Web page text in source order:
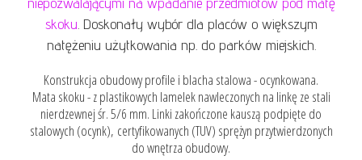
skoku . Doskonały wybór dla placów o większym
natężeniu użytkowania np. do parków miejskich.
Konstrukcja obudowy profile i blacha stalowa - ocynkowana.
Mata skoku - z plastikowych lamelek nawleczonych na linkę ze stali
nierdzewnej śr. 5/6 mm. Linki zakończone kauszą podpięte do
stalowych (ocynk), certyfikowanych (TUV) sprężyn przytwierdzonych
do wnętrza obudowy.